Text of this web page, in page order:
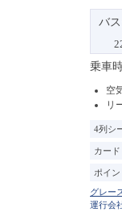
運行会
バ
乗車
4列シ
空
リ
カード
ポイ